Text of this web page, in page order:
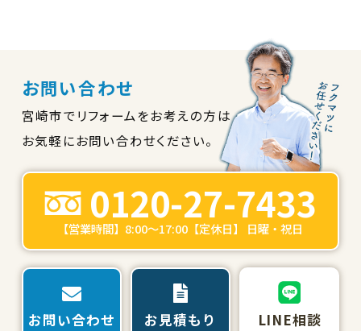
お問い合わせ
宮崎市でリフォームをお考えの方は
お気軽にお問い合わせください。
0120-27-7433
【営業時間】8:00～17:00【定休日】 日曜・祝日
お問い合わせ お見積もり LINE相談